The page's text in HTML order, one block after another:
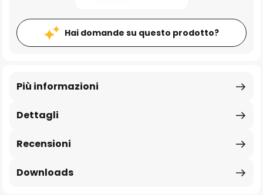
Hai domande su questo prodotto?
Dettagli
Più informazioni
Recensioni
Downloads